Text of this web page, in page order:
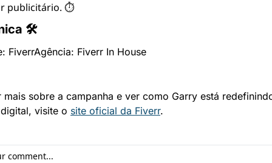
publicitário. ⏱️
🛠
FiverrAgência: Fiverr In House
mais sobre a campanha e ver como Garry está
visite o site oficial da Fiverr.